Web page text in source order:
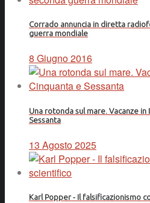
Corrado annuncia in diretta
guerra mondiale
8 Giugno 2016
Una rotonda sul mare. Vacanze
Sessanta
13 Agosto 2025
Karl Popper - Il falsificazionismo